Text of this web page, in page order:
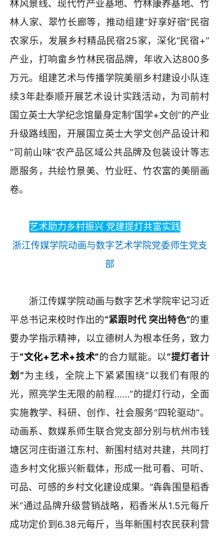
林风景线、现代竹产业基地、竹林康养基地、竹
林人家、翠竹长廊等，推动组建“好享好宿”民宿
农家乐，发展乡村精品民宿25家，深化“民宿+”
产业，打响畲乡竹林民宿品牌，年收入达800多
万元。组建艺术与传播学院美丽乡村建设小队连
续3年赴泰顺开展艺术设计实践活动，为司前村
国立英士大学纪念馆量身定制“国学+文创”的产业
升级路线图，开展国立英士大学文创产品设计和
“司前山味”农产品区域公共品牌及包装设计等志
愿服务，共绘竹景美、竹业旺、竹农富的美丽画
卷。
艺术助力乡村振兴 党建提灯共富实践
浙江传媒学院动画与数字艺术学院党委师生党支
部
浙江传媒学院动画与数字艺术学院牢记习近
平总书记来校时作出的“紧跟时代 突出特色”的重
要办学指示精神，以立德树人为根本任务，致力
于“文化+艺术+技术”的合力赋能。以“提灯者计
划”为主线，全院上下紧紧围绕“以我们有限的
光，照亮学生无限的前程……”的提灯行动，全面
实施教学、科研、创作、社会服务“四轮驱动”。
动画系、数媒系师生联合党支部分别与杭州市钱
塘区河庄街道江东村、新围村结对共建，共同打
造乡村文化振兴新载体，形成一批可看、可听、
可品、可感的乡村文化建设成果。“犇犇围垦稻香
米”通过品牌升级营销战略，稻香米从1.5元每斤
成功定价到6.38元每斤，当年新围村农民获利营